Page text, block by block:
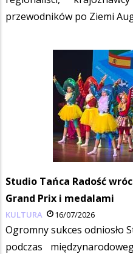
przewodników po Ziemi
Studio Tańca Radość
Grand Prix i medalami
KULTURA 16/07/2026
Ogromny sukces odniosło
podczas